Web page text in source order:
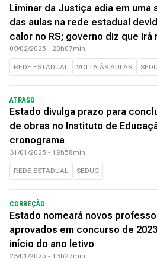
Liminar da Justiça adia em uma
das aulas na rede estadual
calor no RS; governo diz que irá
09/02/2025 - 20h07min
REDE ESTADUAL VOLTA ÀS AULAS
ATRASO
Estado divulga prazo para
de obras no Instituto de
cronograma
31/01/2025 - 19h58min
REDE ESTADUAL SEDUC
CORREÇÃO
Estado nomeará novos
aprovados em concurso de
início do ano letivo
23/01/2025 - 13h27min